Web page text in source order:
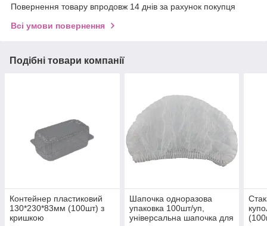
Повернення товару впродовж 14 днів за рахунок покупця
Всі умови повернення
Подібні товари компанії
Контейнер пластиковий
130*230*83мм (100шт) з
кришкою
Шапочка одноразова
упаковка 100шт/уп,
універсальна шапочка для